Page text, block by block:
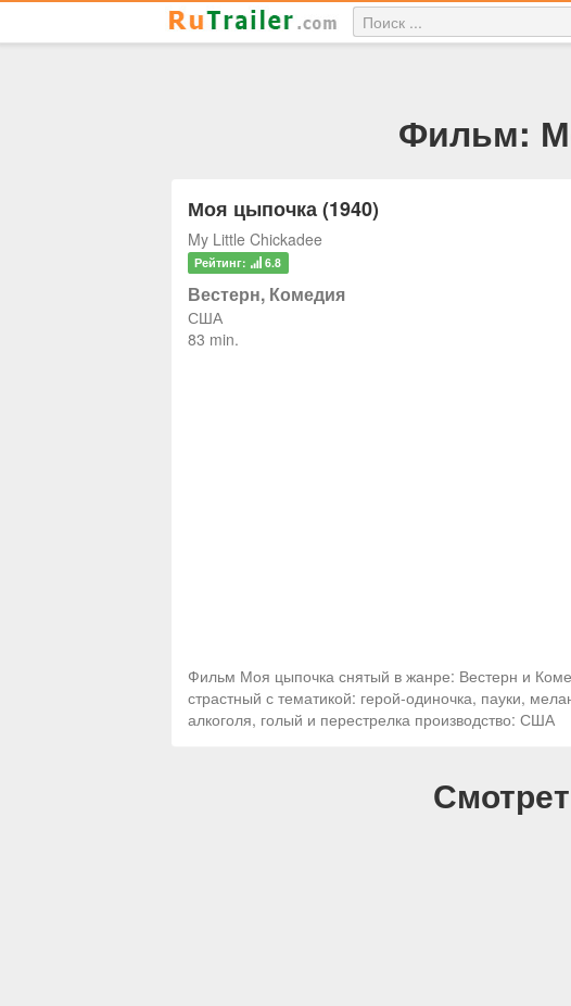
Фильм:
Моя цыпочка (1940)
My Little Chickadee
Рейтинг: 6.8
Вестерн, Комедия
США
83 min.
Фильм Моя цыпочка снятый в жанре: Вестерн и
страстный с тематикой: герой-одиночка, пауки,
алкоголя, голый и перестрелка производство: США